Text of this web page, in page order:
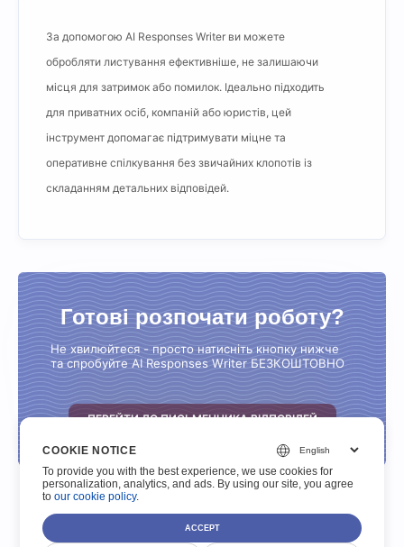
За допомогою AI Responses Writer ви можете
обробляти листування ефективніше, не залишаючи
місця для затримок або помилок. Ідеально підходить
для приватних осіб, компаній або юристів, цей
інструмент допомагає підтримувати міцне та
оперативне спілкування без звичайних клопотів із
складанням детальних відповідей.
Готові розпочати роботу?
Не хвилюйтеся - просто натисніть кнопку нижче
та спробуйте AI Responses Writer БЕЗКОШТОВНО
ПЕРЕЙТИ ДО ПИСЬМЕННИКА ВІДПОВІДЕЙ
COOKIE NOTICE
To provide you with the best experience, we use cookies for
personalization, analytics, and ads. By using our site, you agree
toour cookie policy.
ACCEPT